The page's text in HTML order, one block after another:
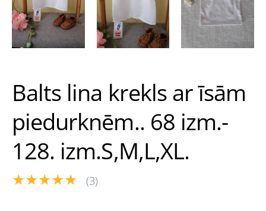
Balts lina krekls ar īsām
piedurknēm.. 68 izm.-
128. izm.S,M,L,XL.
★★★★★ (3)